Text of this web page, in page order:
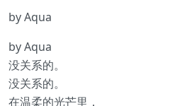
by Aqua
by Aqua
没关系的。
没关系的。
在温柔的光芒里，